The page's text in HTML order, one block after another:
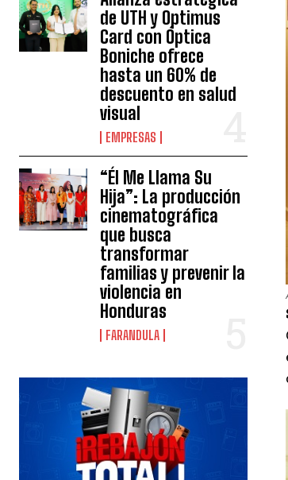
de UTH y Optimus
Card con Óptica
Boniche ofrece
hasta un 60% de
descuento en salud
visual
EMPRESAS
“Él Me Llama Su
Hija”: La producción
cinematográfica
que busca
transformar
familias y prevenir la
violencia en
Honduras
FARANDULA